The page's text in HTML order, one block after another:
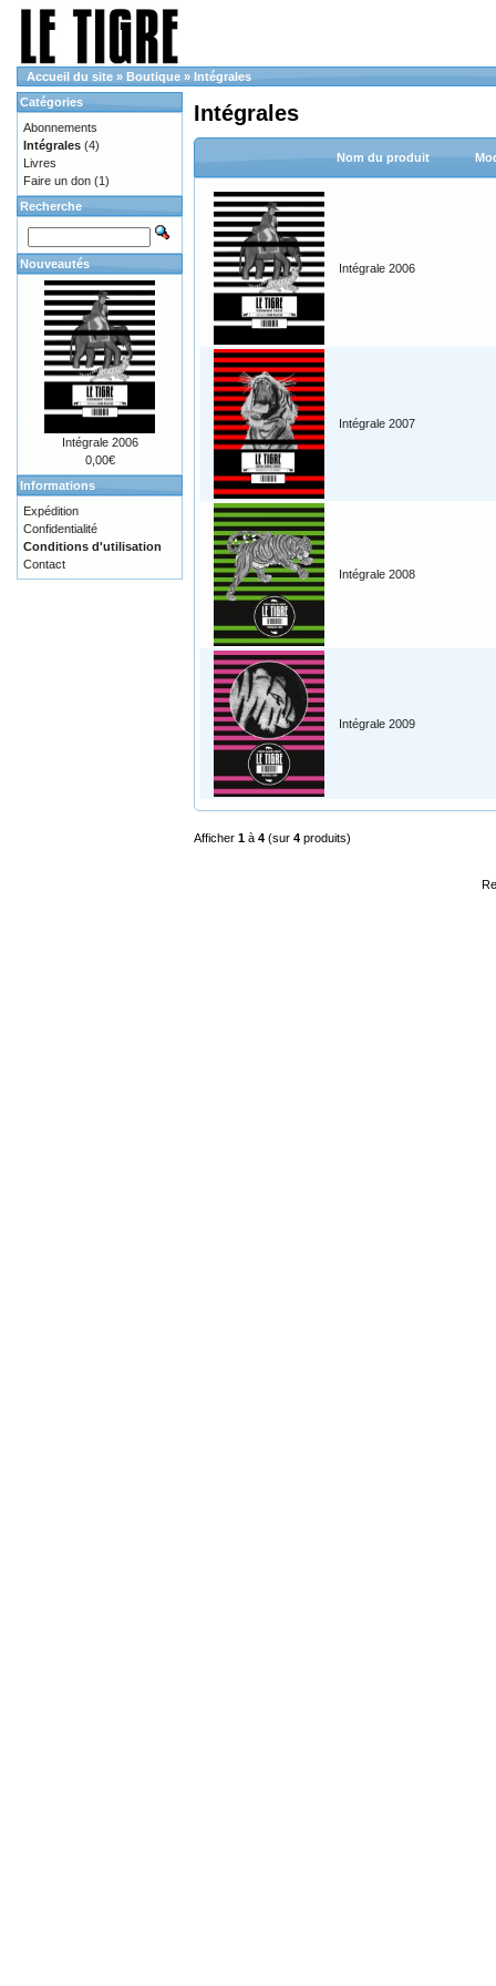
Accueil du site » Boutique » Intégrales
Intégrales
Nom du produit
Intégrale 2006
Intégrale 2007
Intégrale 2008
Intégrale 2009
Afficher 1 à 4 (sur 4 produits)
Catégories
Abonnements
Intégrales (4)
Livres
Faire un don (1)
Recherche
Nouveautés
Intégrale 2006
0,00€
Informations
Expédition
Confidentialité
Conditions d'utilisation
Contact